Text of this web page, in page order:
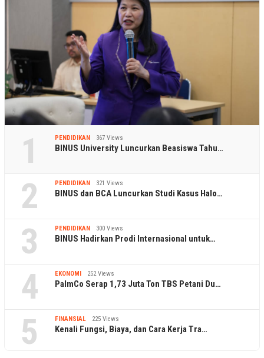
1 PENDIDIKAN 367 Views
BINUS University Luncurkan Beasiswa Tahu…
2 PENDIDIKAN 321 Views
BINUS dan BCA Luncurkan Studi Kasus Halo…
3 PENDIDIKAN 300 Views
BINUS Hadirkan Prodi Internasional untuk…
4 EKONOMI 252 Views
PalmCo Serap 1,73 Juta Ton TBS Petani Du…
5 FINANSIAL 225 Views
Kenali Fungsi, Biaya, dan Cara Kerja Tra…